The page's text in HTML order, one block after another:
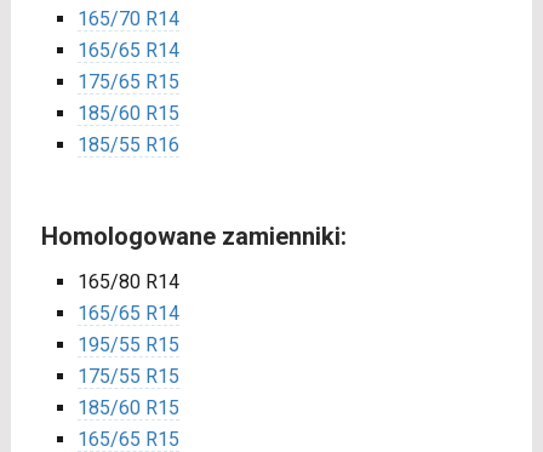
165/70 R14
165/65 R14
175/65 R15
185/60 R15
185/55 R16
Homologowane zamienniki:
165/80 R14
165/65 R14
195/55 R15
175/55 R15
185/60 R15
165/65 R15